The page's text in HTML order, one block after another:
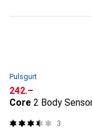
Pulsgurt
CHF
242.–
Core 2 Body
3